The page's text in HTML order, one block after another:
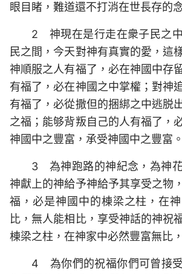
眼目睹，難道還不打消在世長存的
2 神現在是行走在衆子民之
民之間，今天對神有真實的愛，這
神順服之人有福了，必在神國中存
有福了，必在神國之中掌權；對神
有福了，必從撒但的捆綁之中逃脱
之福；能够背叛自己的人有福了，
神國中之豐富，承受神國中之豐富。
3 為神跑路的神紀念，為神
神獻上的神給予神給予其享受之物
福，必是神國中的棟梁之柱，在
比，無人能相比，享受神話的神祝
棟梁之柱，在神家中必然豐富無比
4 為你們的祝福你們可曾接